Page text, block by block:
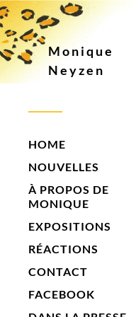
Monique
Neyzen
HOME
NOUVELLES
À PROPOS DE
MONIQUE
EXPOSITIONS
RÉACTIONS
CONTACT
FACEBOOK